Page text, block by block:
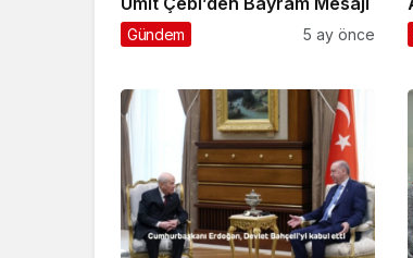
Gündem 5 ay önce